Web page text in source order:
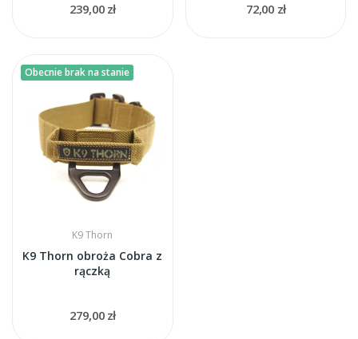
239,00 zł 72,00 zł
Obecnie brak na stanie
K9 Thorn
K9 Thorn obroża Cobra z
rączką
279,00 zł